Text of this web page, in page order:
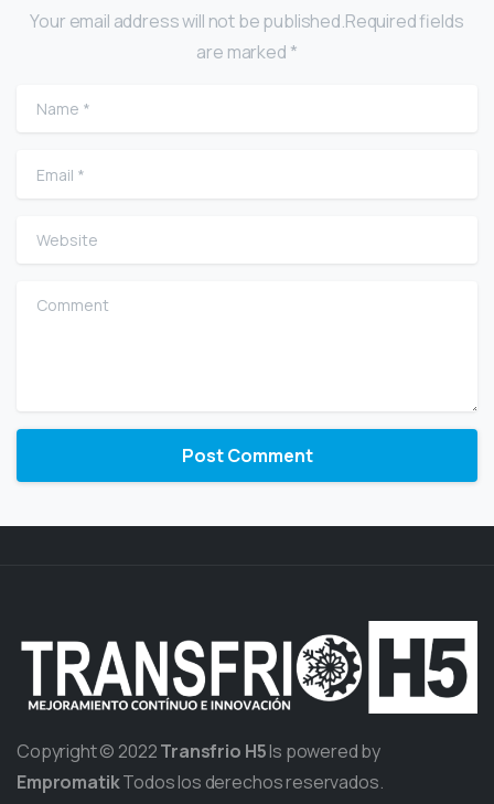
Your email address will not be published.Required fields
are marked *
Name
Email
Website
Comment
Copyright © 2022Transfrio H5Is powered by
EmpromatikTodos los derechos reservados.